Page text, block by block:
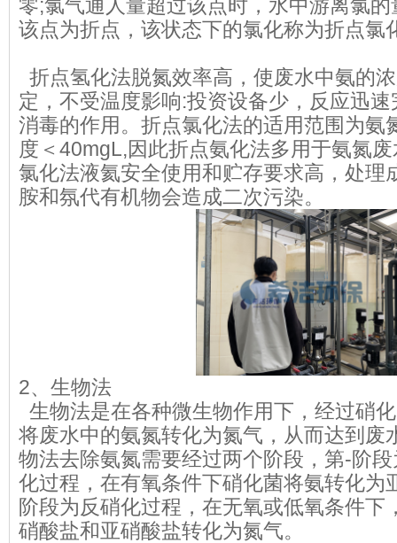
零;氯气通人量超过该点时，水中游离氯
该点为折点，该状态下的氯化称为折点氯
折点氢化法脱氮效率高，使废水中氨的
定，不受温度影响:投资设备少，反应迅
消毒的作用。折点氯化法的适用范围为氨
度＜40mgL,因此折点氨化法多用于氨氮
氯化法液氦安全使用和贮存要求高，处理
胺和氛代有机物会造成二次污染。
2、生物法
生物法是在各种微生物作用下，经过硝
将废水中的氨氮转化为氮气，从而达到废
物法去除氨氮需要经过两个阶段，第-阶
化过程，在有氧条件下硝化菌将氨转化为
阶段为反硝化过程，在无氧或低氧条件下
硝酸盐和亚硝酸盐转化为氮气。